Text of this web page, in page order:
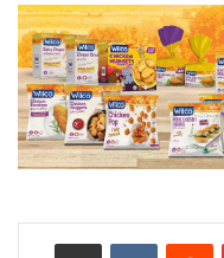
بينتيريست
مشاركة عبر البريد